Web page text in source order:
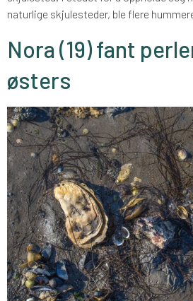
naturlige skjulesteder, ble flere
Nora (19) fant
østers